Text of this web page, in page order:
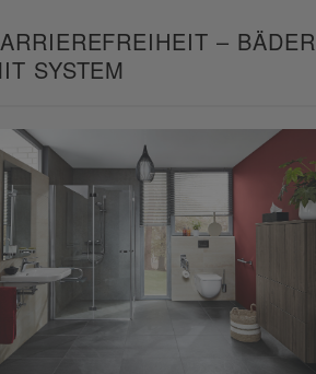
– BÄDER
SYSTEM